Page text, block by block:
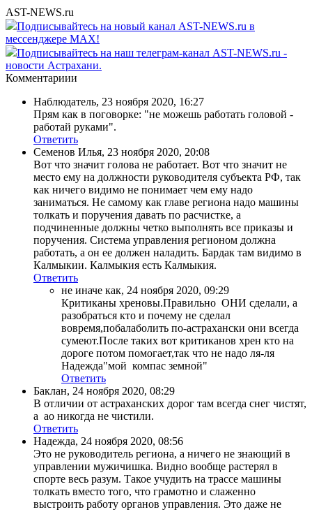
AST-NEWS.ru
Подписывайтесь на новый канал AST-NEWS.ru в
мессенджере MAX!
Подписывайтесь на наш телеграм-канал AST-NEWS.ru -
новости Астрахани.
Комментариии
Наблюдатель, 23 ноября 2020, 16:27
Прям как в поговорке: "не можешь работать головой -
работай руками".
Ответить
Семенов Илья, 23 ноября 2020, 20:08
Вот что значит голова не работает. Вот что значит не
место ему на должности руководителя субъекта РФ, так
как ничего видимо не понимает чем ему надо
заниматься. Не самому как главе региона надо машины
толкать и поручения давать по расчистке, а
подчиненные должны четко выполнять все приказы и
поручения. Система управления регионом должна
работать, а он ее должен наладить. Бардак там видимо в
Калмыкии. Калмыкия есть Калмыкия.
Ответить
не иначе как, 24 ноября 2020, 09:29
Критиканы хреновы.Правильно ОНИ сделали, а
разобраться кто и почему не сделал
вовремя,побалаболить по-астрахански они всегда
сумеют.После таких вот критиканов хрен кто на
дороге потом помогает,так что не надо ля-ля
Надежда"мой компас земной"
Ответить
Баклан, 24 ноября 2020, 08:29
В отличии от астраханских дорог там всегда снег чистят,
а ао никогда не чистили.
Ответить
Надежда, 24 ноября 2020, 08:56
Это не руководитель региона, а ничего не знающий в
управлении мужичишка. Видно вообще растерял в
спорте весь разум. Такое учудить на трассе машины
толкать вместо того, что грамотно и слаженно
выстроить работу органов управления. Это даже не